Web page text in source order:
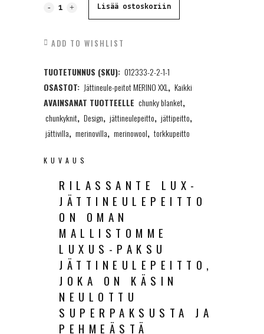
Jättineulepeitto,
XXL,
vaaleanpunainen,
120x180cm
quantity
Lisää ostoskoriin
ADD TO WISHLIST
TUOTETUNNUS (SKU): 012333-2-2-1-1
OSASTOT: Jättineule-peitot MERINO XXL, Kaikki
AVAINSANAT TUOTTEELLE chunky blanket,
chunkyknit, Design, jättineulepeitto, jättipeitto,
jättivilla, merinovilla, merinowool, torkkupeitto
KUVAUS
RILASSANTE LUX-
JÄTTINEULEPEITTO
ON OMAN
MALLISTOMME
LUXUS-PAKSU
JÄTTINEULEPEITTO,
JOKA ON KÄSIN
NEULOTTU
SUPERPAKSUSTA JA
PEHMEÄSTÄ